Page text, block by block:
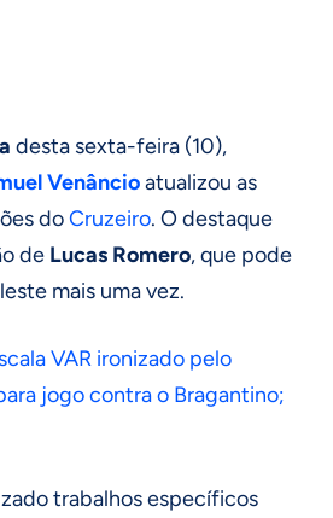
desta sexta-feira (10),
Venâncioatualizou as
doCruzeiro. O destaque
de Lucas Romero, que pode
mais uma vez.
VAR ironizado pelo
jogo contra o Bragantino;
trabalhos específicos